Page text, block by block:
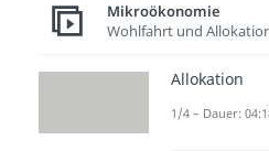
e
Mikroökonomie
Wohlfahrt und
Allokation
1/4 – Dauer: